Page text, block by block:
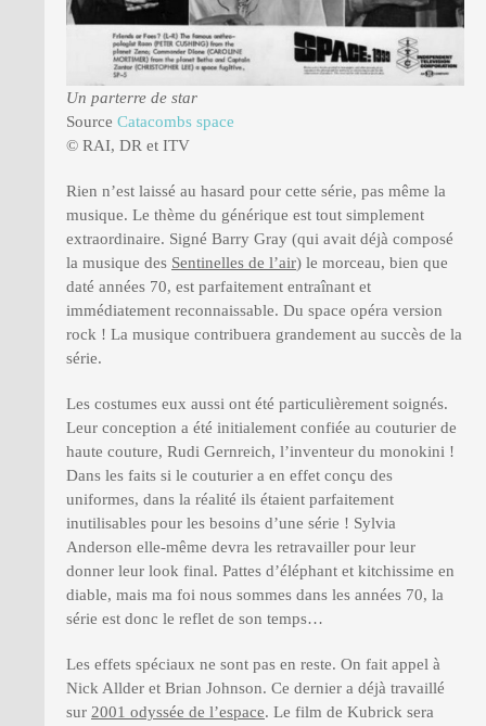
Un parterre de star
Source Catacombs space
© RAI, DR et ITV
Rien n’est laissé au hasard pour cette série, pas même la
musique. Le thème du générique est tout simplement
extraordinaire. Signé Barry Gray (qui avait déjà composé
la musique des Sentinelles de l’air) le morceau, bien que
daté années 70, est parfaitement entraînant et
immédiatement reconnaissable. Du space opéra version
rock ! La musique contribuera grandement au succès de la
série.
Les costumes eux aussi ont été particulièrement soignés.
Leur conception a été initialement confiée au couturier de
haute couture, Rudi Gernreich, l’inventeur du monokini !
Dans les faits si le couturier a en effet conçu des
uniformes, dans la réalité ils étaient parfaitement
inutilisables pour les besoins d’une série ! Sylvia
Anderson elle-même devra les retravailler pour leur
donner leur look final. Pattes d’éléphant et kitchissime en
diable, mais ma foi nous sommes dans les années 70, la
série est donc le reflet de son temps…
Les effets spéciaux ne sont pas en reste. On fait appel à
Nick Allder et Brian Johnson. Ce dernier a déjà travaillé
sur 2001 odyssée de l’espace. Le film de Kubrick sera